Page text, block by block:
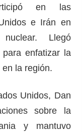
en las
e Irán en
Llegó
para enfatizar la
la región.
Unidos, Dan
sobre la
y mantuvo